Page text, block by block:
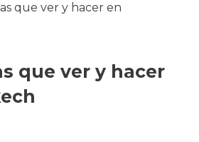
que ver y hacer en
que ver y hacer